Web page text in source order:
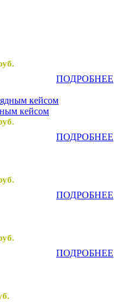
ПОДРОБНЕЕ
кейсом
ПОДРОБНЕЕ
ПОДРОБНЕЕ
ПОДРОБНЕЕ